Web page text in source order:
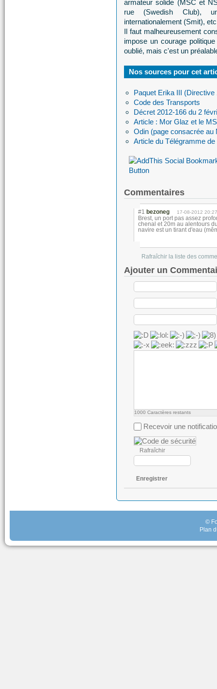
armateur solide (MSC et
rue (Swedish Club),
internationalement (Smit),
Il faut malheureusement
impose un courage
oublié, mais c'est un
Nos sources pour cet
Paquet Erika III (Directive
Code des Transports
Décret 2012-166 du 2
Article : Mor Glaz et le
Odin (page consacrée au
Article du Télégramme
Commentaires
#1 bezoneg 17-08-2012 20:27
Brest, un port pas assez
chenal et 20m au alentours
navire est un tirant d'eau
Rafraîchir la liste des
Ajouter un
1000 Caractères restants
Recevoir une
Rafraîchir
Enregistrer
©
Plan